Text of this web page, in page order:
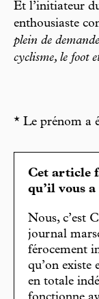
Et l’initiateur
enthousiaste
plein de
cyclisme, le foot
* Le prénom a
Cet article
qu’il vous
Nous, c’est
journal
férocement
qu’on existe
en totale